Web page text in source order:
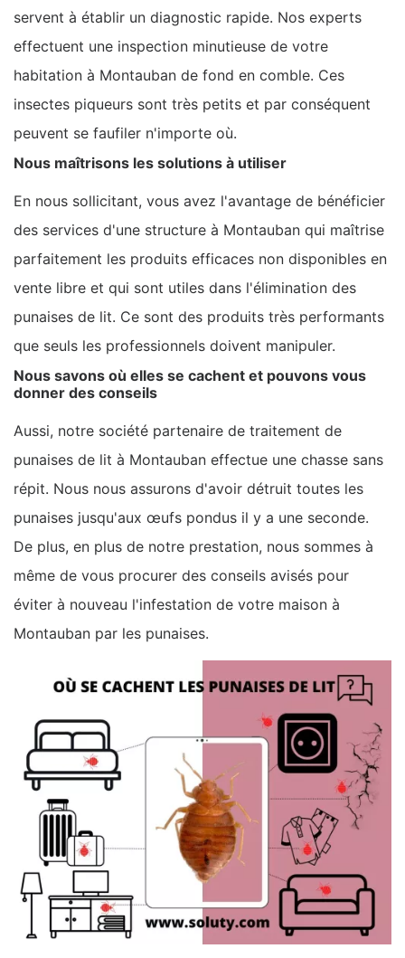
servent à établir un diagnostic rapide. Nos experts
effectuent une inspection minutieuse de votre
habitation à Montauban de fond en comble. Ces
insectes piqueurs sont très petits et par conséquent
peuvent se faufiler n'importe où.
Nous maîtrisons les solutions à utiliser
En nous sollicitant, vous avez l'avantage de bénéficier
des services d'une structure à Montauban qui maîtrise
parfaitement les produits efficaces non disponibles en
vente libre et qui sont utiles dans l'élimination des
punaises de lit. Ce sont des produits très performants
que seuls les professionnels doivent manipuler.
Nous savons où elles se cachent et pouvons vous
donner des conseils
Aussi, notre société partenaire de traitement de
punaises de lit à Montauban effectue une chasse sans
répit. Nous nous assurons d'avoir détruit toutes les
punaises jusqu'aux œufs pondus il y a une seconde.
De plus, en plus de notre prestation, nous sommes à
même de vous procurer des conseils avisés pour
éviter à nouveau l'infestation de votre maison à
Montauban par les punaises.